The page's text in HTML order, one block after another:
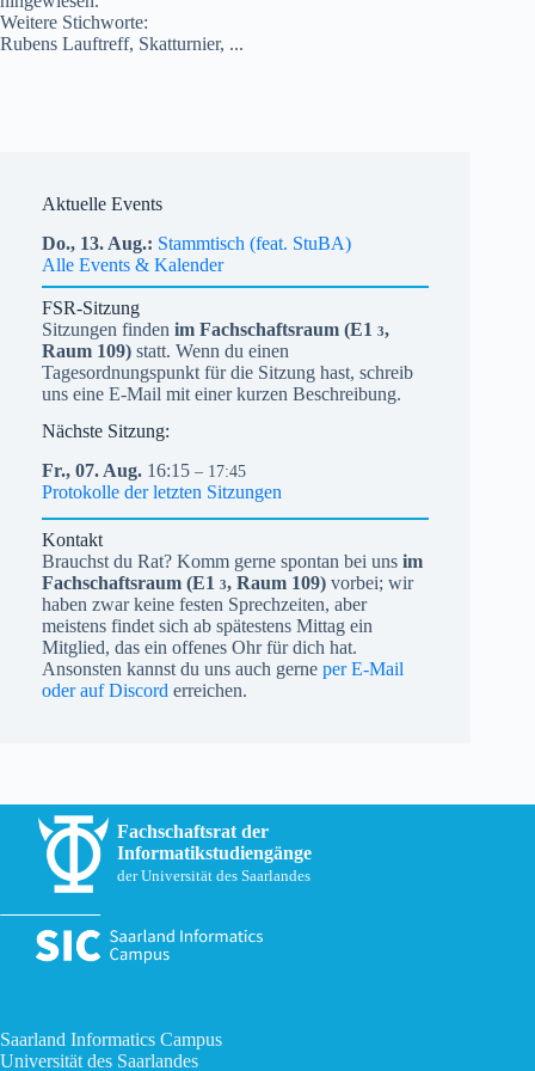
Weitere Stichworte:
Rubens Lauftreff, Skatturnier, ...
Aktuelle Events
Do., 13. Aug. Stammtisch (feat. StuBA)
Alle Events & Kalender
FSR-Sitzung
Sitzungen finden im Fachschaftsraum (E1 3,
Raum 109) statt. Wenn du einen
Tagesordnungspunkt für die Sitzung hast, schreib
uns eine E-Mail mit einer kurzen Beschreibung.
Nächste Sitzung:
Fr., 07. Aug. 16:15 – 17:45
Protokolle der letzten Sitzungen
Kontakt
Brauchst du Rat? Komm gerne spontan bei uns im
Fachschaftsraum (E1 3, Raum 109) vorbei; wir
haben zwar keine festen Sprechzeiten, aber
meistens findet sich ab spätestens Mittag ein
Mitglied, das ein offenes Ohr für dich hat.
Ansonsten kannst du uns auch gerne per E-Mail
oder auf Discord erreichen.
Fachschaftsrat der
Informatikstudiengänge
der Universität des Saarlandes
Saarland Informatics Campus
Universität des Saarlandes